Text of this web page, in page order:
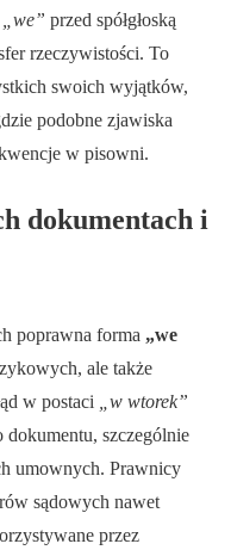
„we” przed spółgłoską
rzeczywistości. To
swoich wyjątków,
podobne zjawiska
w pisowni.
dokumentach i
poprawna forma „we
ale także
w postaci
„w wtorek”
dokumentu, szczególnie
umownych. Prawnicy
sądowych nawet
przez